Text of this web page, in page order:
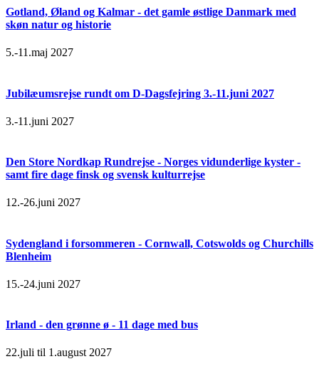
Gotland, Øland og Kalmar - det gamle østlige Danmark med
skøn natur og historie
5.-11.maj 2027
Jubilæumsrejse rundt om D-Dagsfejring 3.-11.juni 2027
3.-11.juni 2027
Den Store Nordkap Rundrejse - Norges vidunderlige kyster -
samt fire dage finsk og svensk kulturrejse
12.-26.juni 2027
Sydengland i forsommeren - Cornwall, Cotswolds og Churchills
Blenheim
15.-24.juni 2027
Irland - den grønne ø - 11 dage med bus
22.juli til 1.august 2027